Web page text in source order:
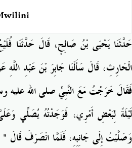
حَدَّثَنَا يَحْيَى بْنُ صَالِحٍ، قَالَ حَدَّثَنَا
الْحَارِثِ، قَالَ سَأَلْنَا جَابِرَ بْنَ عَبْدِ
فَقَالَ خَرَجْتُ مَعَ النَّبِيِّ صلى الله
لَيْلَةً لِبَعْضِ أَمْرِي، فَوَجَدْتُهُ يُصَلِّي
وَصَلَّيْتُ إِلَى جَانِبِهِ، فَلَمَّا انْصَرَفَ قَالَ ‏"‏